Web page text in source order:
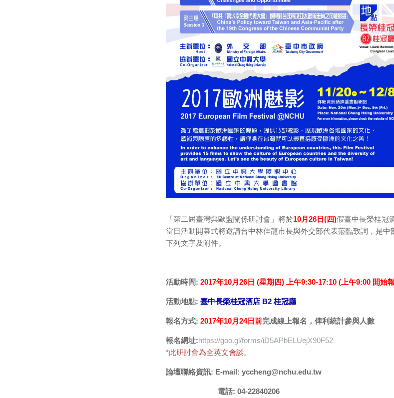
「第二屆臺灣與歐盟關係研討會」將於10月26日(四)假臺中長榮桂冠
當日活動開幕式將邀請台中林佳龍市長與外交部代表蒞臨致詞，是
下列文字及附件。
活動時間: 2017年10月26日 (星期四) 上午9:30-17:10 (上午9:00 開始
活動地點: 臺中長榮桂冠酒店 B2 桂冠廳
報名方式: 2017年10月24日前完成線上報名，俾利統計參與人數
報名網址:https://goo.gl/forms/iD5APbELUejX90F52
*此研討會為全英文會談。
論壇聯絡資訊: E-mail: yccheng@nchu.edu.tw
電話: 04-22840206